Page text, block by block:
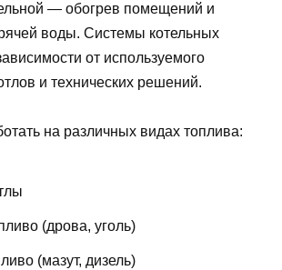
— обогрев помещений и
воды. Системы котельных
от используемого
и технических решений.
на различных видах топлива:
(дрова, уголь)
(мазут, дизель)